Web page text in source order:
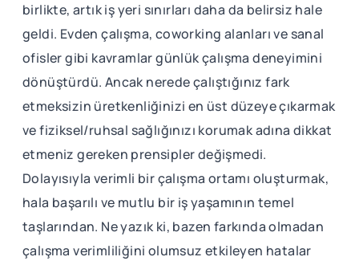
birlikte, artık iş yeri sınırları daha da belirsiz hale
geldi. Evden çalışma, coworking alanları ve sanal
ofisler gibi kavramlar günlük çalışma deneyimini
dönüştürdü. Ancak nerede çalıştığınız fark
etmeksizin üretkenliğinizi en üst düzeye çıkarmak
ve fiziksel/ruhsal sağlığınızı korumak adına dikkat
etmeniz gereken prensipler değişmedi.
Dolayısıyla verimli bir çalışma ortamı oluşturmak,
hala başarılı ve mutlu bir iş yaşamının temel
taşlarından. Ne yazık ki, bazen farkında olmadan
çalışma verimliliğini olumsuz etkileyen hatalar